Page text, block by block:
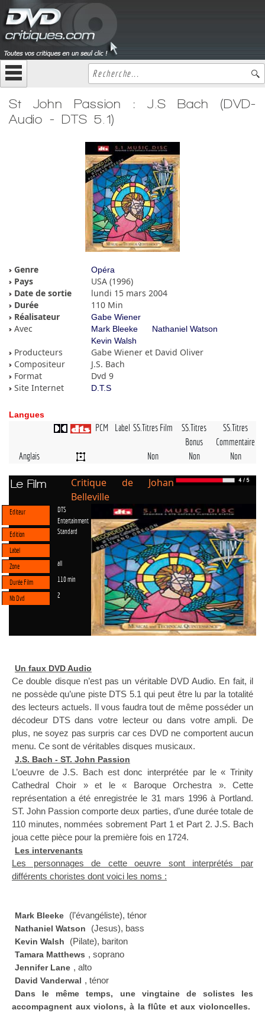
St John Passion : J.S Bach (DVD-
Audio - DTS 5.1)
Genre Opéra
Pays
USA (1996)
Date de sortie
lundi 15 mars 2004
Durée
110 Min
Réalisateur
Gabe Wiener
Avec Mark Bleeke
Nathaniel Watson
Kevin Walsh
Producteurs
Gabe Wiener et David Oliver
Compositeur
J.S. Bach
Format
Dvd 9
Site Internet
D.T.S
Langues
PCM Label SS.Titres Film
SS.Titres
Bonus
SS.Titres
Commentaire
Anglais
Non Non Non
Le Film
Critique de Johan
Belleville
Editeur
DTS
Entertainment
Edition
Standard
Label
Zone
all
Durée Film 110 min
Nb Dvd 2
Un faux DVD Audio
Ce double disque n’est pas un véritable DVD Audio. En fait, il
ne possède qu’une piste DTS 5.1 qui peut être lu par la totalité
des lecteurs actuels. Il vous faudra tout de même posséder un
décodeur DTS dans votre lecteur ou dans votre ampli. De
plus, ne soyez pas surpris car ces DVD ne comportent aucun
menu. Ce sont de véritables disques musicaux.
J.S. Bach - ST. John Passion
L’oeuvre de J.S. Bach est donc interprétée par le « Trinity
Cathedral Choir » et le « Baroque Orchestra ». Cette
représentation a été enregistrée le 31 mars 1996 à Portland.
ST. John Passion comporte deux parties, d’une durée totale de
110 minutes, nommées sobrement Part 1 et Part 2. J.S. Bach
joua cette pièce pour la première fois en 1724.
Les intervenants
Les personnages de cette oeuvre sont interprétés par
différents choristes dont voici les noms :
Mark Bleeke (l’évangéliste), ténor
Nathaniel Watson (Jesus), bass
Kevin Walsh (Pilate), bariton
Tamara Matthews , soprano
Jennifer Lane , alto
David Vanderwal , ténor
Dans le même temps, une vingtaine de solistes les
accompagnent aux violons, à la flûte et aux violoncelles.